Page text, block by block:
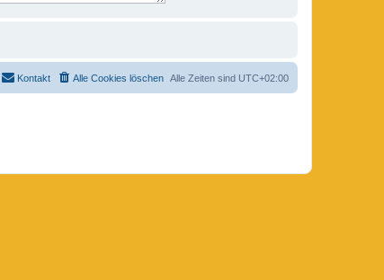
Alle Zeiten sind UTC+02:00
Alle Cookies löschen
Kontakt